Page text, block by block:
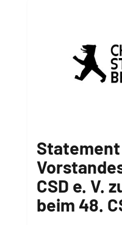
CSD e. V.
beim 48.